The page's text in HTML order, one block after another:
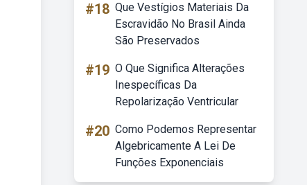
#18 Que Vestígios Materiais Da
Escravidão No Brasil Ainda
São Preservados
#19 O Que Significa Alterações
Inespecíficas Da
Repolarização Ventricular
#20 Como Podemos Representar
Algebricamente A Lei De
Funções Exponenciais